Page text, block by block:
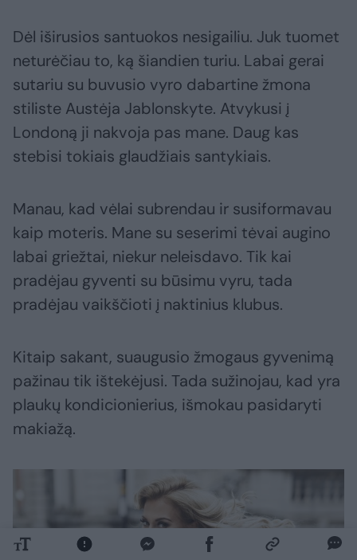
Dėl iširusios santuokos nesigailiu. Juk tuomet
neturėčiau to, ką šiandien turiu. Labai gerai
sutariu su buvusio vyro dabartine žmona
stiliste Austėja Jablonskyte. Atvykusi į
Londoną ji nakvoja pas mane. Daug kas
stebisi tokiais glaudžiais santykiais.
Manau, kad vėlai subrendau ir susiformavau
kaip moteris. Mane su seserimi tėvai augino
labai griežtai, niekur neleisdavo. Tik kai
pradėjau gyventi su būsimu vyru, tada
pradėjau vaikščioti į naktinius klubus.
Kitaip sakant, suaugusio žmogaus gyvenimą
pažinau tik ištekėjusi. Tada sužinojau, kad yra
plaukų kondicionierius, išmokau pasidaryti
makiažą.